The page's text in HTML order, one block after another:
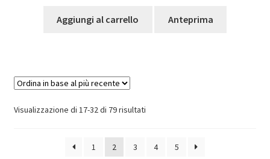
Aggiungi al carrello Anteprima
Visualizzazione di 17-32 di 79 risultatiOrdina
1 2 3 4 5